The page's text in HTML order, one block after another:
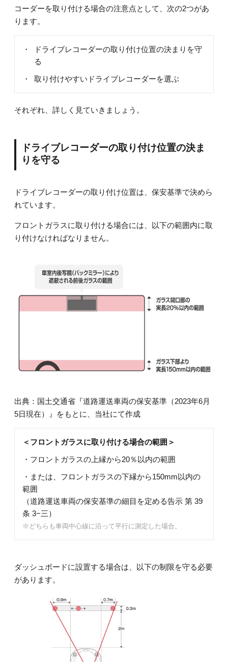
コーダーを取り付ける場合の注意点として、次の2つがあ
ります。
ドライブレコーダーの取り付け位置の決まりを守
る
取り付けやすいドライブレコーダーを選ぶ
それぞれ、詳しく見ていきましょう。
ドライブレコーダーの取り付け位置の決ま
りを守る
ドライブレコーダーの取り付け位置は、保安基準で決めら
れています。
フロントガラスに取り付ける場合には、以下の範囲内に取
り付けなければなりません。
出典：国土交通省『道路運送車両の保安基準（2023年6月
5日現在）』をもとに、当社にて作成
＜フロントガラスに取り付ける場合の範囲＞
・フロントガラスの上縁から20％以内の範囲
・または、フロントガラスの下縁から150mm以内の
範囲
（道路運送車両の保安基準の細目を定める告示 第 39
条 3−三）
※どちらも車両中心線に沿って平行に測定した場合。
ダッシュボードに設置する場合は、以下の制限を守る必要
があります。